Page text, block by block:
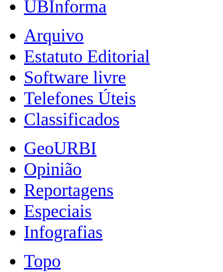
UBInforma
Arquivo
Estatuto Editorial
Software livre
Telefones Úteis
Classificados
GeoURBI
Opinião
Reportagens
Especiais
Infografias
Topo